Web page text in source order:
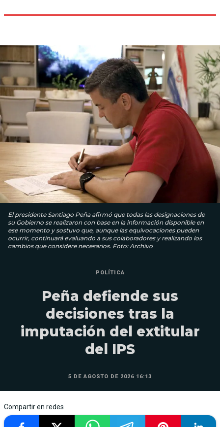
El presidente Santiago Peña afirmó que todas las designaciones de
su Gobierno se realizaron con base en la información disponible en
ese momento y sostuvo que, aunque las equivocaciones pueden
ocurrir, continuará evaluando a sus colaboradores y realizando los
cambios que considere necesarios. Foto: Archivo
POLÍTICA
Peña defiende sus
decisiones tras la
imputación del extitular
del IPS
5 DE AGOSTO DE 2026 16:13
Compartir en redes